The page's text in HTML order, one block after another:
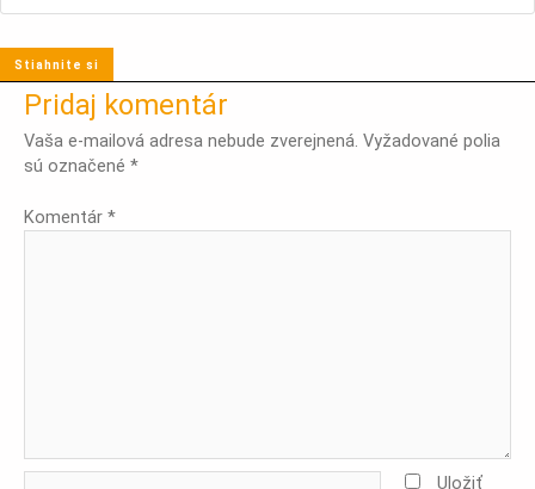
Stiahnite si
Pridaj komentár
Vaša e-mailová adresa nebude zverejnená. Vyžadované polia
sú označené *
Komentár *
Uložiť